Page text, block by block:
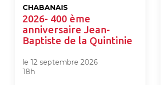
CHABANAIS
2026- 400 ème
anniversaire Jean-
Baptiste de la Quintinie
le 12 septembre 2026
18h